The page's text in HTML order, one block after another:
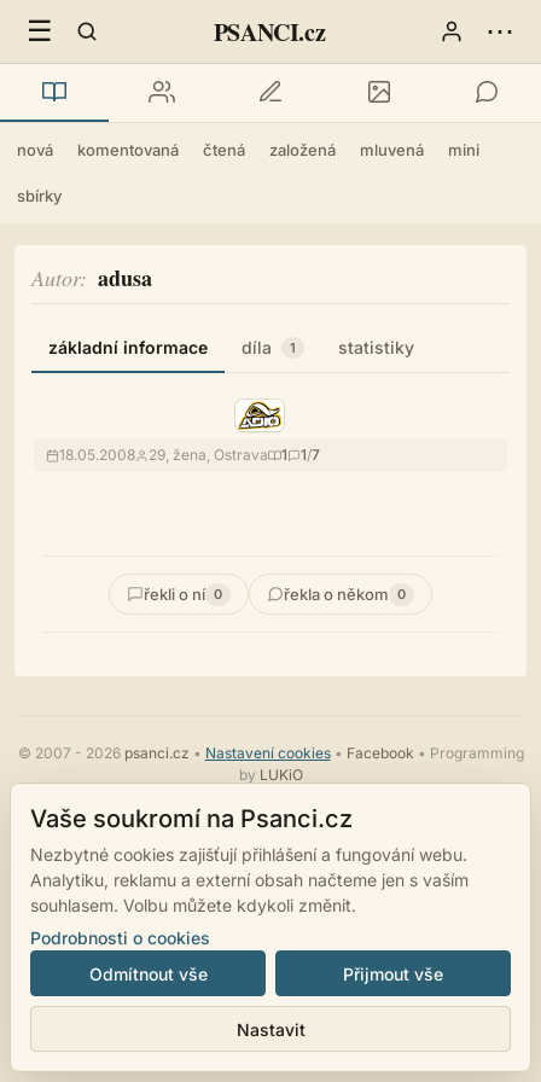
☰ PSANCI.cz ⋯
nová komentovaná čtená založená mluvená mini
sbírky
Autor adusa
základní informace díla 1 statistiky
18.05.2008 29, žena, Ostrava 1 1/7
řekli o ní 0 řekla o někom 0
© 2007 - 2026 psanci.cz • Nastavení cookies• Facebook • Programming
by LUKiO
Vaše soukromí na Psanci.cz
Nezbytné cookies zajišťují přihlášení a fungování webu.
Analytiku, reklamu a externí obsah načteme jen s vaším
souhlasem. Volbu můžete kdykoli změnit.
Podrobnosti o cookies
Odmítnout vše
Nastavit
Přijmout vše